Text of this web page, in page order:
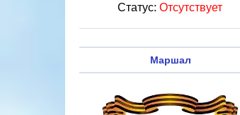
Статус: Отсутствует
Маршал